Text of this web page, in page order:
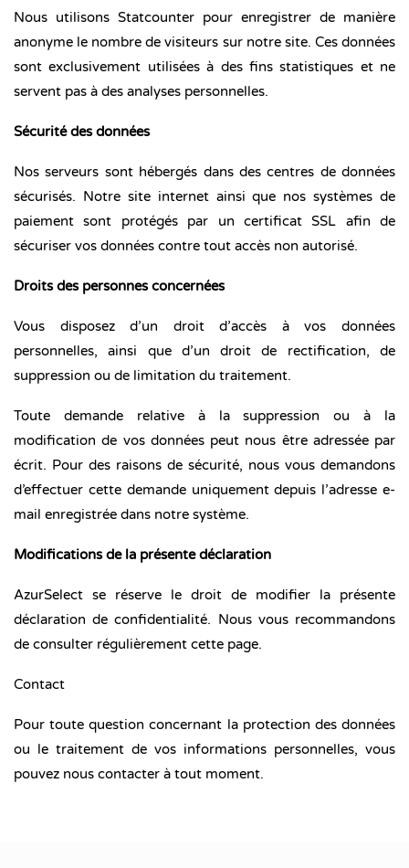
Nous utilisons Statcounter pour enregistrer de manière
anonyme le nombre de visiteurs sur notre site. Ces données
sont exclusivement utilisées à des fins statistiques et ne
servent pas à des analyses personnelles.
Sécurité des données
Nos serveurs sont hébergés dans des centres de données
sécurisés. Notre site internet ainsi que nos systèmes de
paiement sont protégés par un certificat SSL afin de
sécuriser vos données contre tout accès non autorisé.
Droits des personnes concernées
Vous disposez d’un droit d’accès à vos données
personnelles, ainsi que d’un droit de rectification, de
suppression ou de limitation du traitement.
Toute demande relative à la suppression ou à la
modification de vos données peut nous être adressée par
écrit. Pour des raisons de sécurité, nous vous demandons
d’effectuer cette demande uniquement depuis l’adresse e-
mail enregistrée dans notre système.
Modifications de la présente déclaration
AzurSelect se réserve le droit de modifier la présente
déclaration de confidentialité. Nous vous recommandons
de consulter régulièrement cette page.
Contact
Pour toute question concernant la protection des données
ou le traitement de vos informations personnelles, vous
pouvez nous contacter à tout moment.